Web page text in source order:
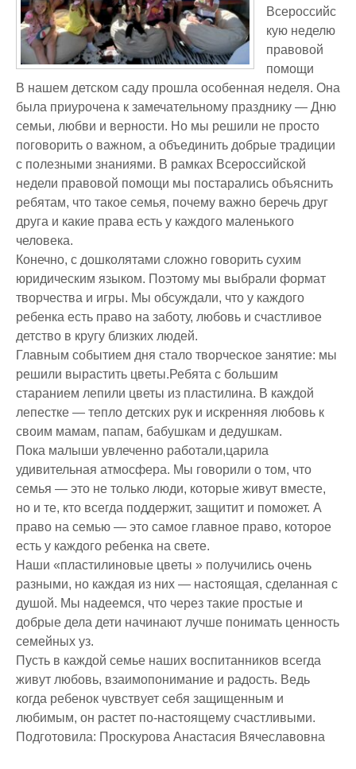
Всероссийс
кую неделю
правовой
помощи
В нашем детском саду прошла особенная неделя. Она
была приурочена к замечательному празднику — Дню
семьи, любви и верности. Но мы решили не просто
поговорить о важном, а объединить добрые традиции
с полезными знаниями. В рамках Всероссийской
недели правовой помощи мы постарались объяснить
ребятам, что такое семья, почему важно беречь друг
друга и какие права есть у каждого маленького
человека.
Конечно, с дошколятами сложно говорить сухим
юридическим языком. Поэтому мы выбрали формат
творчества и игры. Мы обсуждали, что у каждого
ребенка есть право на заботу, любовь и счастливое
детство в кругу близких людей.
Главным событием дня стало творческое занятие: мы
решили вырастить цветы.Ребята с большим
старанием лепили цветы из пластилина. В каждой
лепестке — тепло детских рук и искренняя любовь к
своим мамам, папам, бабушкам и дедушкам.
Пока малыши увлеченно работали,царила
удивительная атмосфера. Мы говорили о том, что
семья — это не только люди, которые живут вместе,
но и те, кто всегда поддержит, защитит и поможет. А
право на семью — это самое главное право, которое
есть у каждого ребенка на свете.
Наши «пластилиновые цветы » получились очень
разными, но каждая из них — настоящая, сделанная с
душой. Мы надеемся, что через такие простые и
добрые дела дети начинают лучше понимать ценность
семейных уз.
Пусть в каждой семье наших воспитанников всегда
живут любовь, взаимопонимание и радость. Ведь
когда ребенок чувствует себя защищенным и
любимым, он растет по-настоящему счастливыми.
Подготовила: Проскурова Анастасия Вячеславовна